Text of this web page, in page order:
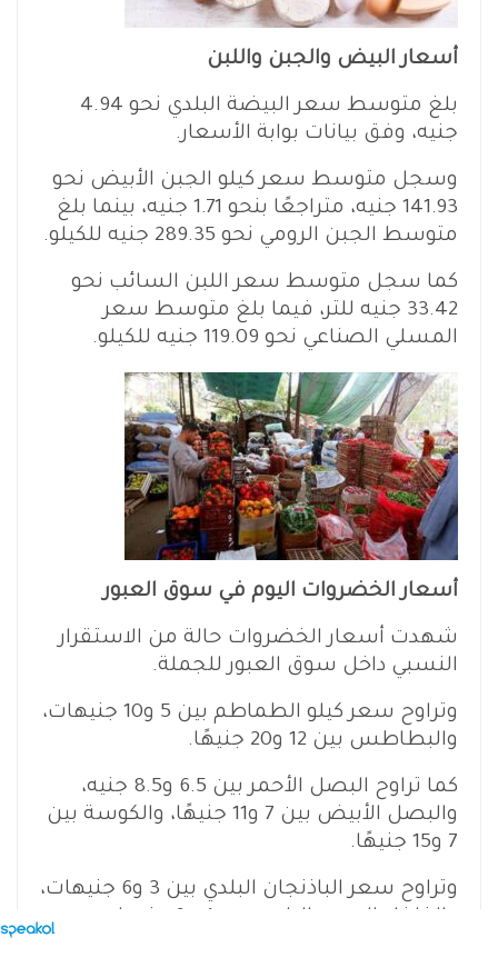
أسعار البيض والجبن واللبن
بلغ متوسط سعر البيضة البلدي نحو 4.94
جنيه، وفق بيانات بوابة الأسعار.
وسجل متوسط سعر كيلو الجبن الأبيض نحو
141.93 جنيه، متراجعًا بنحو 1.71 جنيه، بينما بلغ
متوسط الجبن الرومي نحو 289.35 جنيه للكيلو.
كما سجل متوسط سعر اللبن السائب نحو
33.42 جنيه للتر، فيما بلغ متوسط سعر
المسلي الصناعي نحو 119.09 جنيه للكيلو.
أسعار الخضروات اليوم في سوق العبور
شهدت أسعار الخضروات حالة من الاستقرار
النسبي داخل سوق العبور للجملة.
وتراوح سعر كيلو الطماطم بين 5 و10 جنيهات،
والبطاطس بين 12 و20 جنيهًا.
كما تراوح البصل الأحمر بين 6.5 و8.5 جنيه،
والبصل الأبيض بين 7 و11 جنيهًا، والكوسة بين
7 و15 جنيهًا.
وتراوح سعر الباذنجان البلدي بين 3 و6 جنيهات،